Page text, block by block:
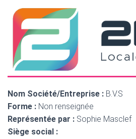
Nom Société/Entreprise : B.V.S
Forme : Non renseignée
Représentée par : Sophie Masclef
Siège social :